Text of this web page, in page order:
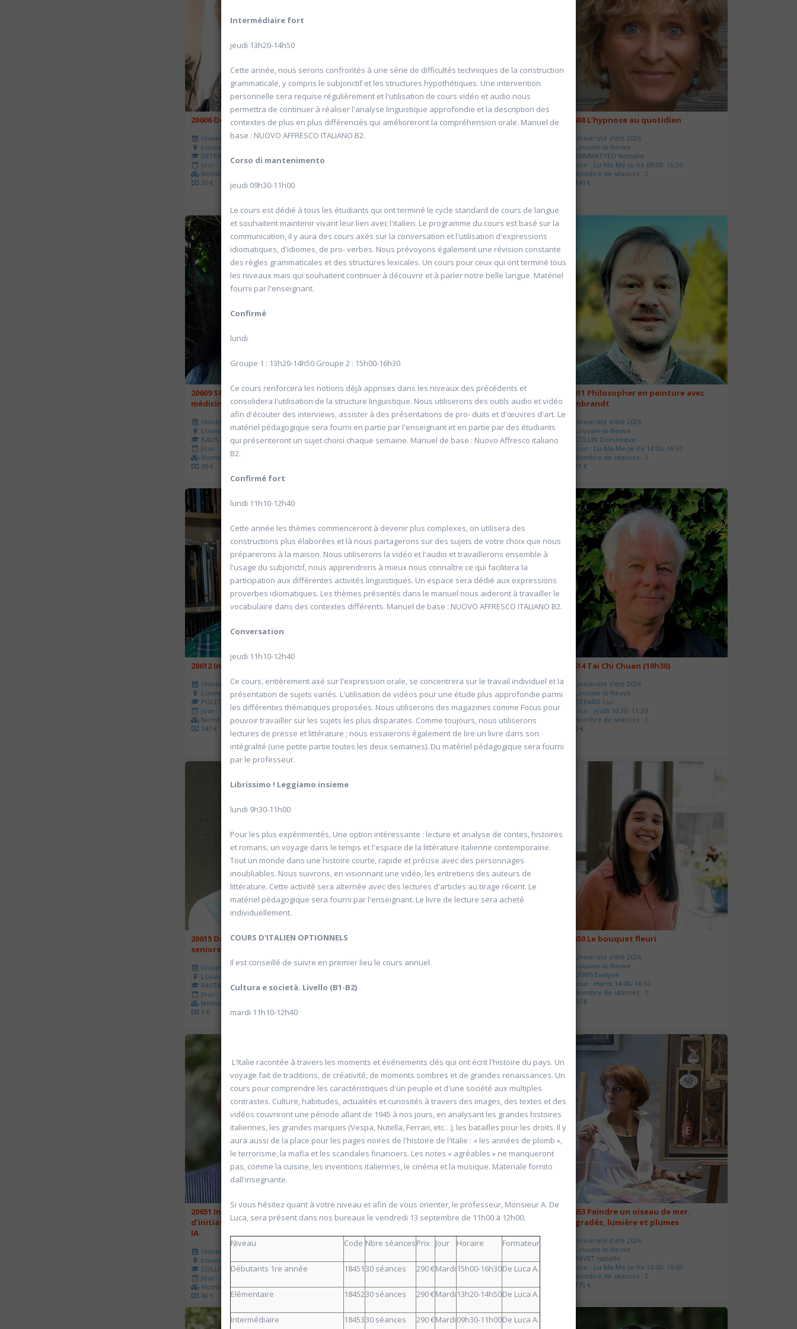
20606 Découverte du yoga sur chaise
Université d'été 2026
Louvain-la-Neuve
DETERVILLE Nadine
Jour : Lu-Ma-Me-Je-Ve 10:00- 11:15
Nombre de séances : 3
30 €
20607 Apprendre à lire Marc 20608 L'hypnose au quotidien
Université d'été 2026
Louvain-la-Neuve
ZAMMATTEO Nathalie
Jour : Lu-Ma-Me-Je-Ve 09:00- 16:30
Nombre de séances : 2
140 €
20609 Stage d'initiation culinaire et
médicinale des plantes sauvages
Université d'été 2026
Louvain-la-Neuve
BAUS Françoise
Jour : Lu-Ma-Me-Je-Ve 09:00- 13:00
Nombre de séances : 3
90 €
20610 En quête de soi, introduction à la
philosophie du yoga
Université d'été 2026
Louvain-la-Neuve
MONSEU Nicolas
20611 Philosopher en peinture avec
Rembrandt
Université d'été 2026
Louvain-la-Neuve
COLLIN Dominique
Jour : Lu-Ma-Me-Je-Ve 14:00- 16:30
Nombre de séances : 2
51 €
20612 Initiation aux hiéroglyphes
Université d'été 2026
Louvain-la-Neuve
POLET Sébastien
Jour : Lu-Ma-Me-Je-Ve-Sa-Di 09:30- 12:30
Nombre de séances : 5
140 €
Université d'été 2026
Louvain-la-Neuve
PRO1GOLF Zoé
Jour : vendredi 14:00- 16:00
Nombre de séances : 1
45 €
20614 Tai Chi Chuan (10h30)
Université d'été 2026
Louvain-la-Neuve
GÉRARD Luc
Jour : jeudi 10:30- 11:30
Nombre de séances : 1
0 €
20615 Danse créative et adaptée pour
seniors
Université d'été 2026
Louvain-la-Neuve
RASTALDI Manuela
Jour : jeudi 15:00- 16:15
Nombre de séances : 1
0 €
Louvain-la-Neuve
20650 Le bouquet fleuri
Université d'été 2026
Louvain-la-Neuve
DENIS Evelyne
Jour : mardi 14:00- 16:30
Nombre de séances : 1
60 €
20651 Intelligence artificielle: atelier
d'initiation à Chat GPT et autres outils
IA
Université d'été 2026
Louvain-la-Neuve
COLLIGNON Jean-Michel
Jour : Lu-Ma-Me-Je-Ve 09:00- 12:00
Nombre de séances : 2
80 €
20652 Bridge duplicate
Louvain-la-Neuve
DE NÈVE Nicolas
Nombre de séances : 1
50 €
20653 Peindre un oiseau de mer.
Dégradés, lumière et plumes
Université d'été 2026
Louvain-la-Neuve
RAVET Isabelle
Jour : Lu-Ma-Me-Je-Ve 10:00- 16:00
Nombre de séances : 2
175 €
Intermédiaire fort
jeudi 13h20-14h50
Cette année, nous serons confrontés à une série de difficultés techniques de la construction
grammaticale, y compris le subjonctif et les structures hypothétiques. Une intervention
personnelle sera requise régulièrement et l'utilisation de cours vidéo et audio nous
permettra de continuer à réaliser l'analyse linguistique approfondie et la description des
contextes de plus en plus différenciés qui amélioreront la compréhension orale. Manuel de
base : NUOVO AFFRESCO ITALIANO B2.
Corso di mantenimento
jeudi 09h30-11h00
Le cours est dédié à tous les étudiants qui ont terminé le cycle standard de cours de langue
et souhaitent maintenir vivant leur lien avec l'italien. Le programme du cours est basé sur la
communication, il y aura des cours axés sur la conversation et l'utilisation d'expressions
idiomatiques, d'idiomes, de pro- verbes. Nous prévoyons également une révision constante
des règles grammaticales et des structures lexicales. Un cours pour ceux qui ont terminé tous
les niveaux mais qui souhaitent continuer à découvrir et à parler notre belle langue. Matériel
fourni par l'enseignant.
Confirmé
lundi
Groupe 1 : 13h20-14h50 Groupe 2 : 15h00-16h30
Ce cours renforcera les notions déjà apprises dans les niveaux des précédents et
consolidera l'utilisation de la structure linguistique. Nous utiliserons des outils audio et vidéo
afin d'écouter des interviews, assister à des présentations de pro- duits et d'œuvres d'art. Le
matériel pédagogique sera fourni en partie par l'enseignant et en partie par des étudiants
qui présenteront un sujet choisi chaque semaine. Manuel de base : Nuovo Affresco italiano
B2.
Confirmé fort
lundi 11h10-12h40
Cette année les thèmes commenceront à devenir plus complexes, on utilisera des
constructions plus élaborées et là nous partagerons sur des sujets de votre choix que nous
préparerons à la maison. Nous utiliserons la vidéo et l'audio et travaillerons ensemble à
l'usage du subjonctif, nous apprendrons à mieux nous connaître ce qui facilitera la
participation aux différentes activités linguistiques. Un espace sera dédié aux expressions
proverbes idiomatiques. Les thèmes présentés dans le manuel nous aideront à travailler le
vocabulaire dans des contextes différents. Manuel de base : NUOVO AFFRESCO ITALIANO B2.
Conversation
jeudi 11h10-12h40
Ce cours, entièrement axé sur l'expression orale, se concentrera sur le travail individuel et la
présentation de sujets variés. L'utilisation de vidéos pour une étude plus approfondie parmi
les différentes thématiques proposées. Nous utiliserons des magazines comme Focus pour
pouvoir travailler sur les sujets les plus disparates. Comme toujours, nous utiliserons
lectures de presse et littérature ; nous essaierons également de lire un livre dans son
intégralité (une petite partie toutes les deux semaines). Du matériel pédagogique sera fourni
par le professeur.
Librissimo ! Leggiamo insieme
lundi 9h30-11h00
Pour les plus expérimentés, Une option intéressante : lecture et analyse de contes, histoires
et romans, un voyage dans le temps et l'espace de la littérature italienne contemporaine.
Tout un monde dans une histoire courte, rapide et précise avec des personnages
inoubliables. Nous suivrons, en visionnant une vidéo, les entretiens des auteurs de
littérature. Cette activité sera alternée avec des lectures d'articles au tirage récent. Le
matériel pédagogique sera fourni par l'enseignant. Le livre de lecture sera acheté
individuellement.
COURS D'ITALIEN OPTIONNELS
Il est conseillé de suivre en premier lieu le cours annuel.
Cultura e società. Livello (B1-B2)
mardi 11h10-12h40
L'Italie racontée à travers les moments et événements clés qui ont écrit l'histoire du pays. Un
voyage fait de traditions, de créativité, de moments sombres et de grandes renaissances. Un
cours pour comprendre les caractéristiques d'un peuple et d'une société aux multiples
contrastes. Culture, habitudes, actualités et curiosités à travers des images, des textes et des
vidéos couvriront une période allant de 1945 à nos jours, en analysant les grandes histoires
italiennes, les grandes marques (Vespa, Nutella, Ferrari, etc…), les batailles pour les droits. Il y
aura aussi de la place pour les pages noires de l'histoire de l'Italie : « les années de plomb »,
le terrorisme, la mafia et les scandales financiers. Les notes « agréables » ne manqueront
pas, comme la cuisine, les inventions italiennes, le cinéma et la musique. Materiale fornito
dall'insegnante.
Si vous hésitez quant à votre niveau et afin de vous orienter, le professeur, Monsieur A. De
Luca, sera présent dans nos bureaux le vendredi 13 septembre de 11h00 à 12h00.
Niveau Code Nbre séancesPrix Jour Horaire Formateur
Débutants 1re année 1845130 séances 290 €Mardi 15h00-16h30De Luca A.
Elémentaire 1845230 séances 290 €Mardi 13h20-14h50De Luca A.
Intermédiaire 1845330 séances 290 €Mardi09h30-11h00De Luca A.